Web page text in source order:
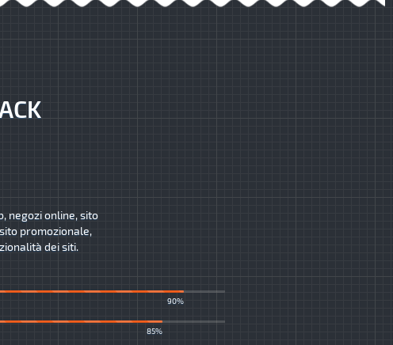
negozi online, sito
promozionale,
dei siti.
90%
85%